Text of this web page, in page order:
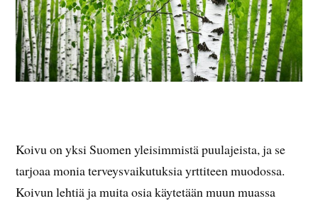
Koivu on yksi Suomen yleisimmistä puulajeista, ja se
tarjoaa monia terveysvaikutuksia yrttiteen muodossa.
Koivun lehtiä ja muita osia käytetään muun muassa